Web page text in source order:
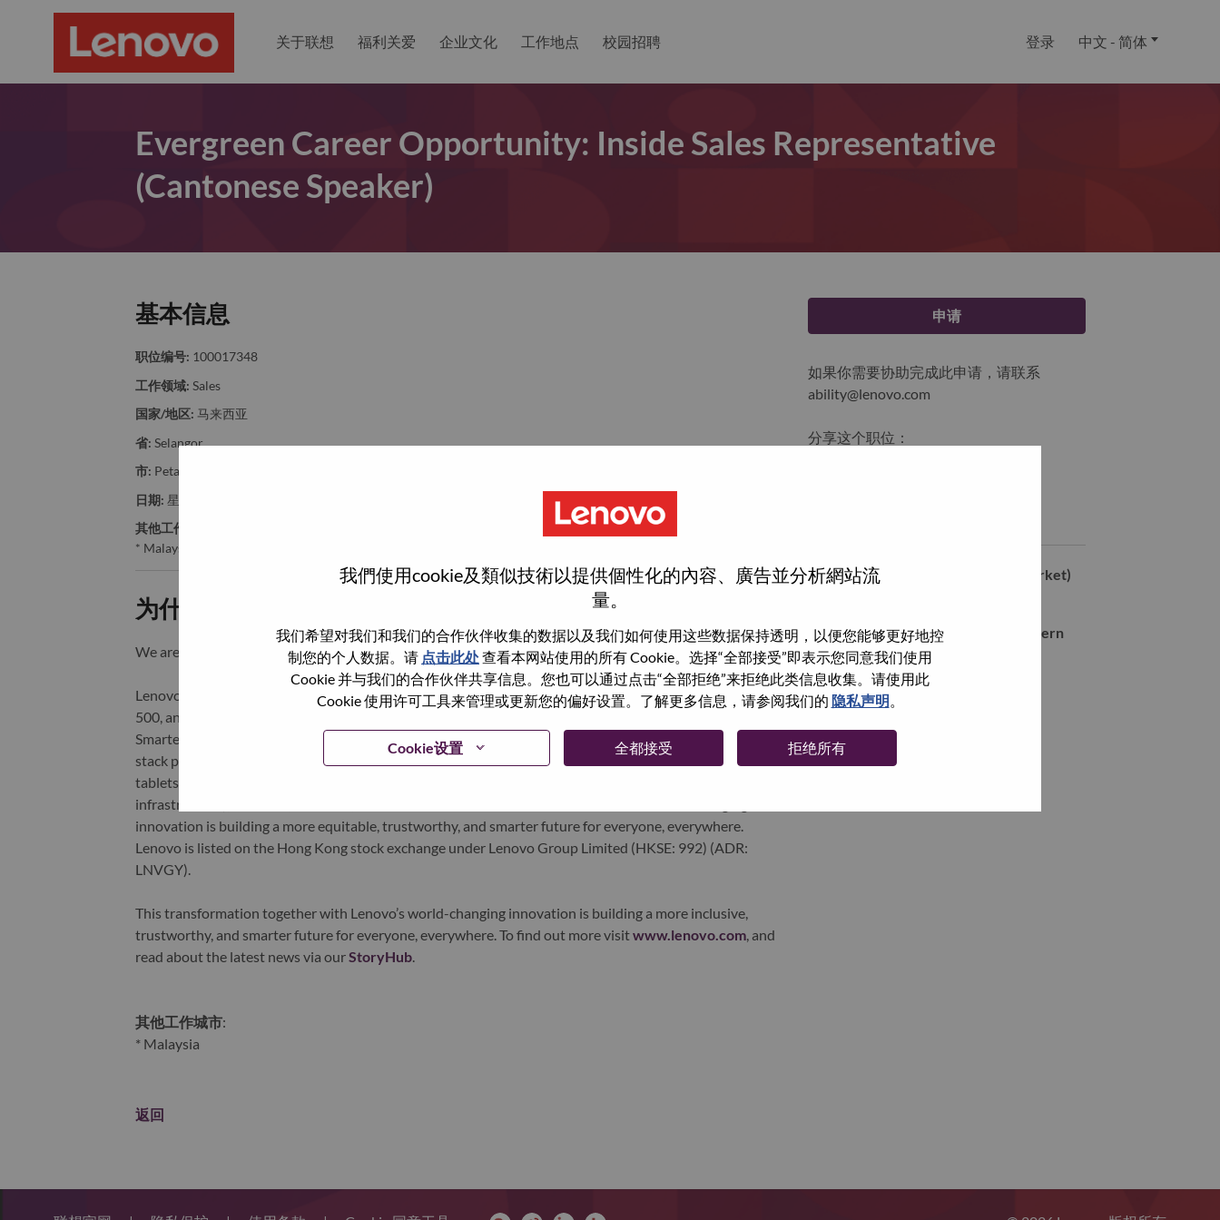
我們使用cookie及類似技術以提供個性化的內容、廣告並分析網站流
量。
我们希望对我们和我们的合作伙伴收集的数据以及我们如何使用这些数据保持透明，以便您能够更好地控
制您的个人数据。请 点击此处查看本网站使用的所有 Cookie。选择“全部接受”即表示您同意我们使用
Cookie 并与我们的合作伙伴共享信息。您也可以通过点击“全部拒绝”来拒绝此类信息收集。请使用此
Cookie 使用许可工具来管理或更新您的偏好设置。了解更多信息，请参阅我们的 隐私声明
Cookie设置 全都接受 拒绝所有
关于联想 福利关爱 企业文化 工作地点 校园招聘 登录 中文 - 简体
Evergreen Career Opportunity: Inside Sales Representative
(Cantonese Speaker)
基本信息
职位编号: 100017348
工作领域: Sales
国家/地区: 马来西亚
省: Selangor
市: Petaling Jaya
日期: 星期日, 7 月 5, 2026
其他工作城市
* Malaysia
为什么选择联想
We are Lenovo. We do what we say. We own what we do. We WOW our customers.
Lenovo is a US$83 billion revenue global technology powerhouse, ranked #153 in the Fortune Global
500, and serving millions of customers every day in 180 markets. Focused on a bold vision to deliver
Smarter Technology for All, Lenovo has built on its success as the world’s largest PC company with a full-
stack portfolio of AI-enabled, AI-ready, and AI-optimized devices (PCs, workstations, smartphones,
tablets), infrastructure (server, storage, edge, high performance computing and software defined
infrastructure), software, solutions, and services. Lenovo’s continued investment in world-changing
innovation is building a more equitable, trustworthy, and smarter future for everyone, everywhere.
Lenovo is listed on the Hong Kong stock exchange under Lenovo Group Limited (HKSE: 992) (ADR:
LNVGY).
This transformation together with Lenovo’s world-changing innovation is building a more inclusive,
trustworthy, and smarter future for everyone, everywhere. To find out more visitwww.lenovo.com, and
read about the latest news via our StoryHub.
其他工作城市:
* Malaysia
返回
申请
如果你需要协助完成此申请，请联系
ability@lenovo.com
分享这个职位：
Inside Sales Representative (HK Market)
Inside Sales Representative (ISR) Intern
Petaling Jaya, Selangor, 马来西亚,
Malaysia Consumer 4P Manager
Petaling Jaya, Selangor, 马来西亚,
浏览全部